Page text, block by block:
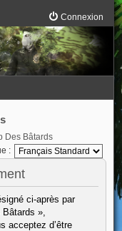
Connexion
Des Bâtards
:
ci-après par
»,
acceptez d’être